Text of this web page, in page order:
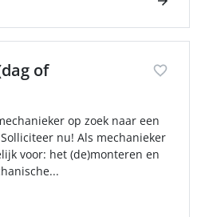
of
op zoek naar een
nu! Als mechanieker
voor: het (de)monteren en